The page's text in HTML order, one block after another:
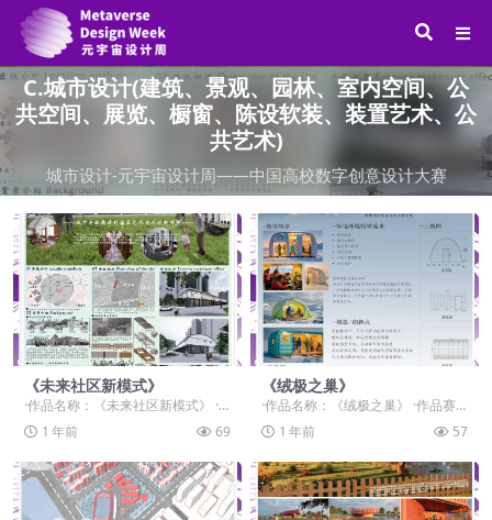
C.城市设计(建筑、景观、园林、室内空间、公
共空间、展览、橱窗、陈设软装、装置艺术、公
共艺术)
城市设计-元宇宙设计周——中国高校数字创意设计大赛
《未来社区新模式》
·作品名称：《未来社区新模式》 ·
作品赛道：学生组：自由主题赛道-”
元宇宙+“ ...
1 年前 69
《绒极之巢》
·作品名称：《绒极之巢》 ·作品赛
道：学生组：自由主题赛道-”元宇宙
+“ ·作品...
1 年前 57